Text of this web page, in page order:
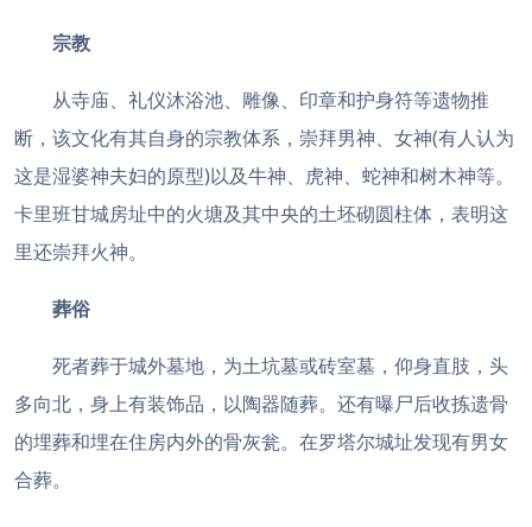
宗教
从寺庙、礼仪沐浴池、雕像、印章和护身符等遗物推
断，该文化有其自身的宗教体系，崇拜男神、女神(有人认为
这是湿婆神夫妇的原型)以及牛神、虎神、蛇神和树木神等。
卡里班甘城房址中的火塘及其中央的土坯砌圆柱体，表明这
里还崇拜火神。
葬俗
死者葬于城外墓地，为土坑墓或砖室墓，仰身直肢，头
多向北，身上有装饰品，以陶器随葬。还有曝尸后收拣遗骨
的埋葬和埋在住房内外的骨灰瓮。在罗塔尔城址发现有男女
合葬。